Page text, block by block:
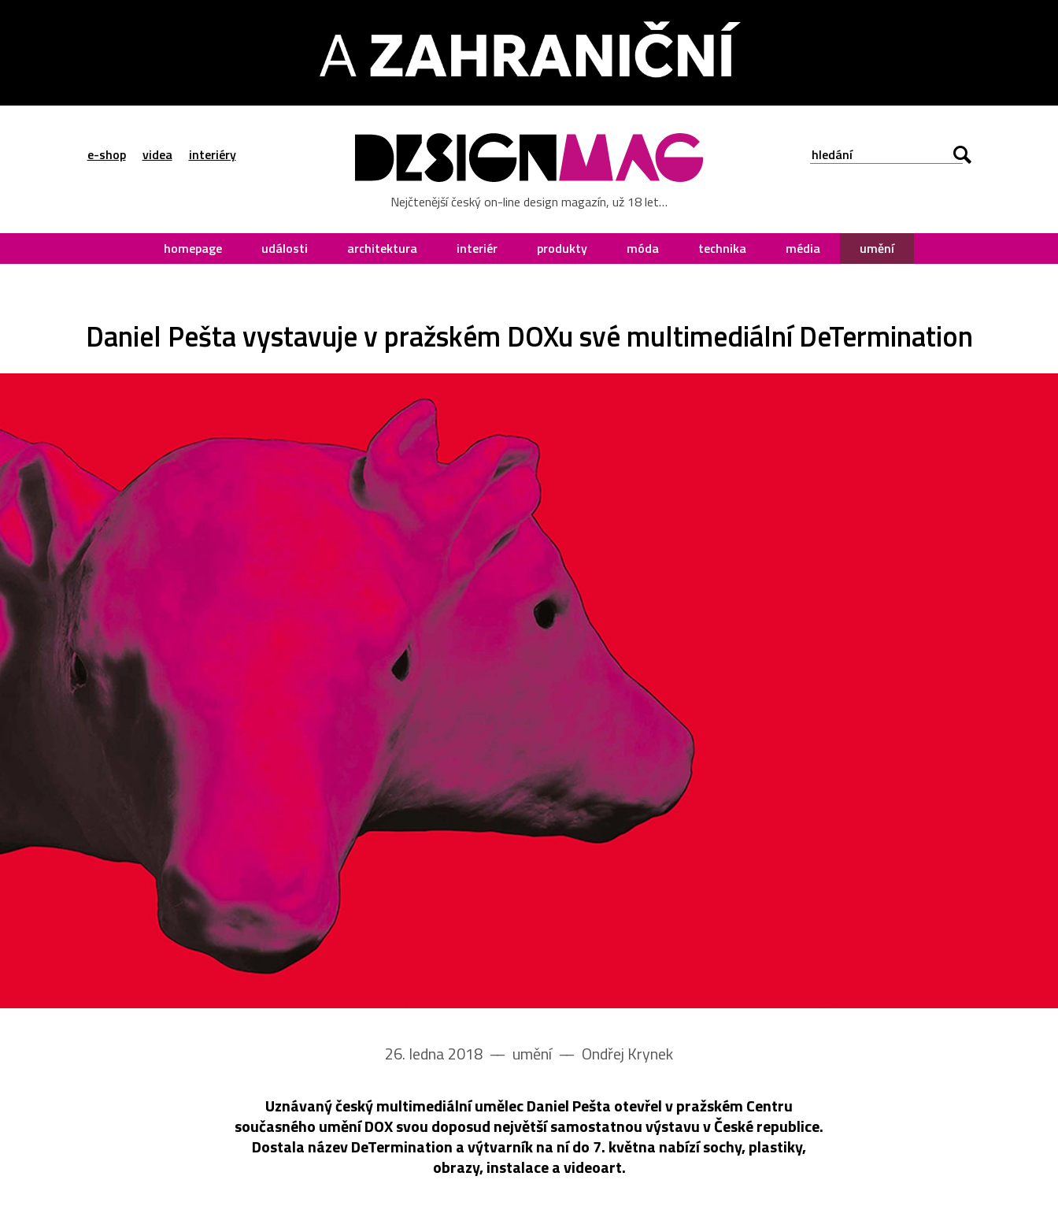
e-shop videa interiéry
Nejčtenější český on-line design magazín, už 18 let…
homepage události architektura interiér produkty móda technika média umění
Daniel Pešta vystavuje v pražském DOXu své multimediální DeTermination
26. ledna 2018 –– umění –– Ondřej Krynek
Uznávaný český multimediální umělec Daniel Pešta otevřel v pražském Centru
současného umění DOX svou doposud největší samostatnou výstavu v České republice.
Dostala název DeTermination a výtvarník na ní do 7. května nabízí sochy, plastiky,
obrazy, instalace a videoart.